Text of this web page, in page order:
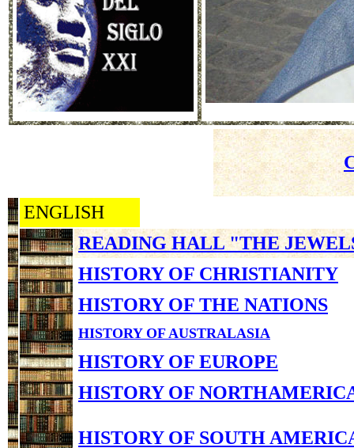
ENGLISH
READING HALL "THE
HISTORY OF CHRISTIANITY
HISTORY OF THE NATIONS
HISTORY OF AUSTRALASIA
HISTORY OF EUROPE
HISTORY OF
HISTORY OF SOUTH